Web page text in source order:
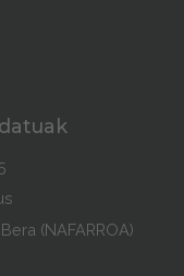
(NAFARROA)